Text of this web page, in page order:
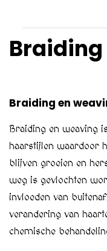
Braiding en
Braiding en weaving
haarstijlen waardoor
blijven groeien en
weg is gevlochten
invloeden van
verandering van
chemische